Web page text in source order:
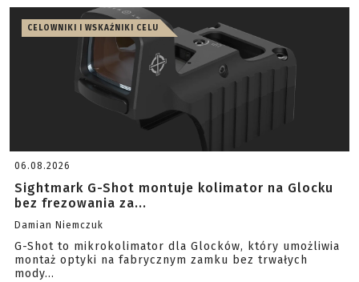
CELOWNIKI I WSKAŹNIKI CELU
06.08.2026
Sightmark G-Shot montuje kolimator na Glocku
bez frezowania za...
Damian Niemczuk
G-Shot to mikrokolimator dla Glocków, który umożliwia
montaż optyki na fabrycznym zamku bez trwałych
mody...